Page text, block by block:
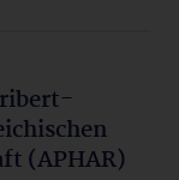
(APHAR)